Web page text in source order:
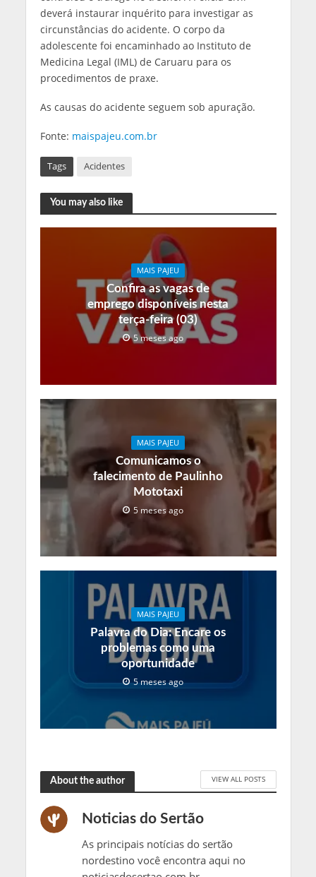
deverá instaurar inquérito para investigar as
circunstâncias do acidente. O corpo da
adolescente foi encaminhado ao Instituto de
Medicina Legal (IML) de Caruaru para os
procedimentos de praxe.
As causas do acidente seguem sob apuração.
Fonte: maispajeu.com.br
Tags Acidentes
You may also like
MAIS PAJEU
Confira as vagas de
emprego disponíveis nesta
terça-feira (03)
5 meses ago
MAIS PAJEU
Comunicamos o
falecimento de Paulinho
Mototaxi
5 meses ago
MAIS PAJEU
Palavra do Dia: Encare os
problemas como uma
oportunidade
5 meses ago
About the author VIEW ALL POSTS
Noticias do Sertão
As principais notícias do sertão
nordestino você encontra aqui no